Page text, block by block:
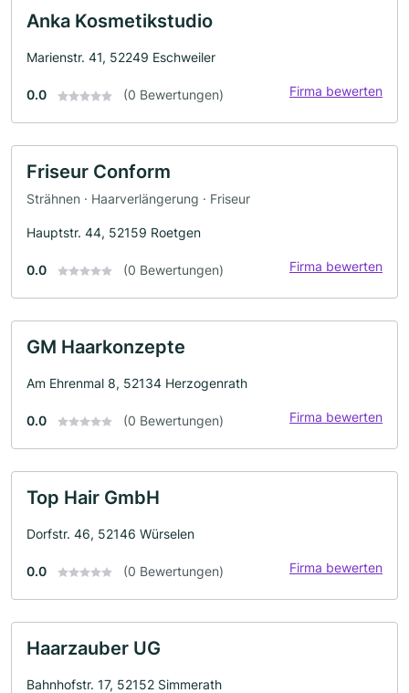
Anka Kosmetikstudio
Marienstr. 41, 52249 Eschweiler
0.0 (0 Bewertungen) Firma bewerten
Friseur Conform
Strähnen · Haarverlängerung · Friseur
Hauptstr. 44, 52159 Roetgen
0.0 (0 Bewertungen) Firma bewerten
GM Haarkonzepte
Am Ehrenmal 8, 52134 Herzogenrath
0.0 (0 Bewertungen) Firma bewerten
Top Hair GmbH
Dorfstr. 46, 52146 Würselen
0.0 (0 Bewertungen) Firma bewerten
Haarzauber UG
Bahnhofstr. 17, 52152 Simmerath